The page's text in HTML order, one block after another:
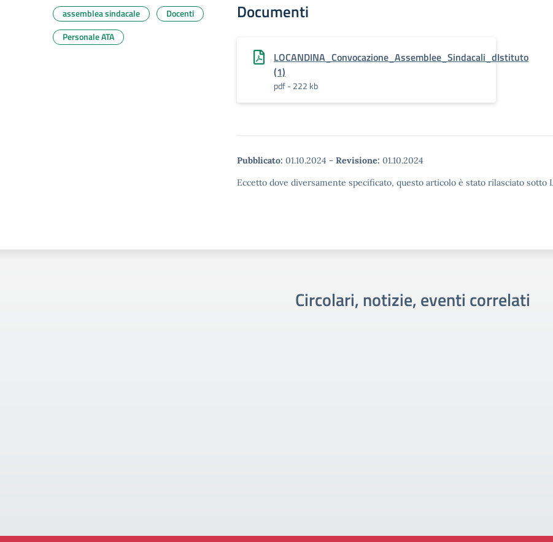
Documenti
LOCANDINA_Convocazione_Assemblee_Sindacali_dIstituto
(1)
pdf - 222 kb
Pubblicato: 01.10.2024 - Revisione: 01.10.2024
Eccetto dove diversamente specificato, questo articolo è stato rilasciato
assemblea sindacale
Docenti
Personale ATA
Circolari, notizie, eventi correlati